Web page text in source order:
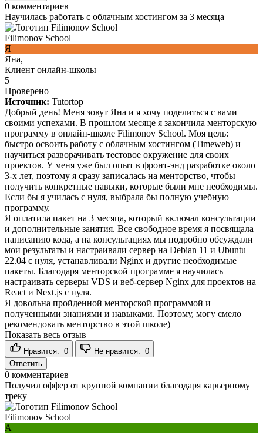
0 комментариев
Научилась работать с облачным хостингом за 3 месяца
Filimonov School
Я
Яна,
Клиент онлайн-школы
5
Проверено
Источник: Tutortop
Добрый день! Меня зовут Яна и я хочу поделиться с вами
своими успехами. В прошлом месяце я закончила менторскую
программу в онлайн-школе Filimonov School. Моя цель:
быстро освоить работу с облачным хостингом (Timeweb) и
научиться разворачивать тестовое окружение для своих
проектов. У меня уже был опыт в фронт-энд разработке около
3-х лет, поэтому я сразу записалась на менторство, чтобы
получить конкретные навыки, которые были мне необходимы.
Если бы я училась с нуля, выбрала бы полную учебную
программу.
Я оплатила пакет на 3 месяца, который включал консультации
и дополнительные занятия. Все свободное время я посвящала
написанию кода, а на консультациях мы подробно обсуждали
мои результаты и настраивали сервер на Debian 11 и Ubuntu
22.04 с нуля, устанавливали Nginx и другие необходимые
пакеты. Благодаря менторской программе я научилась
настраивать серверы VDS и веб-сервер Nginx для проектов на
React и Next.js с нуля.
Я довольна пройденной менторской программой и
полученными знаниями и навыками. Поэтому, могу смело
рекомендовать менторство в этой школе)
Показать весь отзыв
Нравится: 0 Не нравится: 0
Ответить
0 комментариев
Получил оффер от крупной компании благодаря карьерному
треку
Filimonov School
А